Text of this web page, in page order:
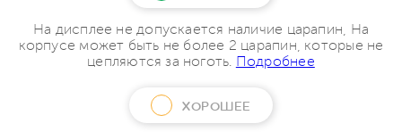
На дисплее не допускается наличие царапин, На
корпусе может быть не более 2 царапин, которые не
цепляются за ноготь. Подробнее
ХОРОШЕЕ